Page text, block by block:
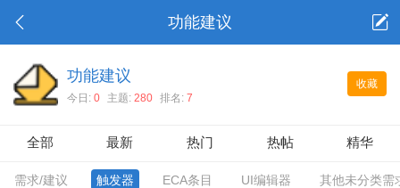
功能建议
收藏
功能建议
今日: 0 主题: 280 排名: 7
全部 最新 热门 热帖 精华
需求/建议 触发器 ECA条目 UI编辑器 其他未分类需